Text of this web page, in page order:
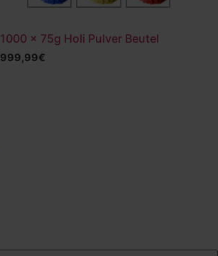
1000 x 75g Holi Pulver Beutel
999,99€